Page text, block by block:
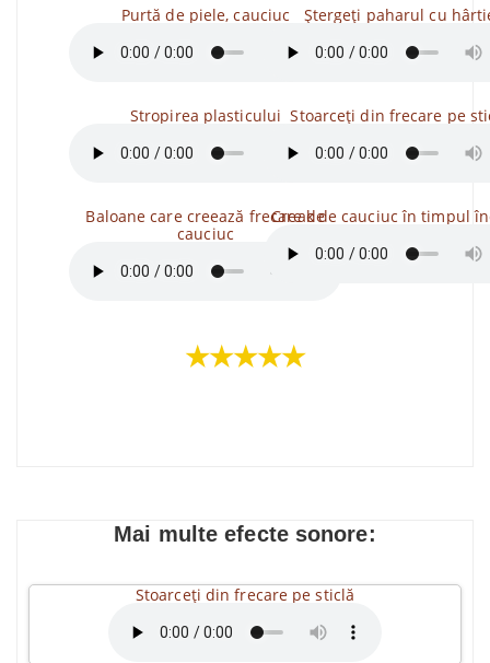
Purtă de piele, cauciuc
Stropirea plasticului
Baloane care creează frecare de
cauciuc
Ștergeți paharul cu
Stoarceți din frecare pe
Creak de cauciuc în timpul
★★★★★
Mai multe efecte sonore:
Stoarceți din frecare pe sticlă